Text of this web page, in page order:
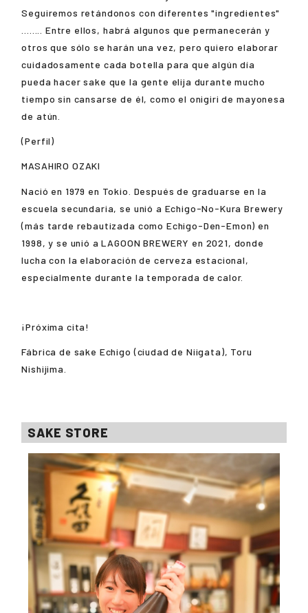
Seguiremos retándonos con diferentes "ingredientes"
........ Entre ellos, habrá algunos que permanecerán y
otros que sólo se harán una vez, pero quiero elaborar
cuidadosamente cada botella para que algún día
pueda hacer sake que la gente elija durante mucho
tiempo sin cansarse de él, como el onigiri de mayonesa
de atún.
(Perfil)
MASAHIRO OZAKI
Nació en 1979 en Tokio. Después de graduarse en la
escuela secundaria, se unió a Echigo-No-Kura Brewery
(más tarde rebautizada como Echigo-Den-Emon) en
1998, y se unió a LAGOON BREWERY en 2021, donde
lucha con la elaboración de cerveza estacional,
especialmente durante la temporada de calor.
¡Próxima cita!
Fábrica de sake Echigo (ciudad de Niigata), Toru
Nishijima.
SAKE STORE